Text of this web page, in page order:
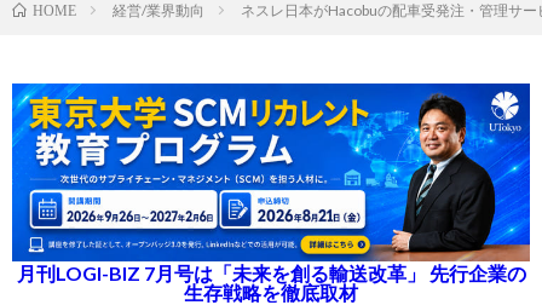
HOME 経営/業界動向 ネスレ日本がHacobuの配車受発注・管理サ
月刊LOGI-BIZ 7月号は「未来を創る輸送改革」 先行企業の
生存戦略を徹底取材